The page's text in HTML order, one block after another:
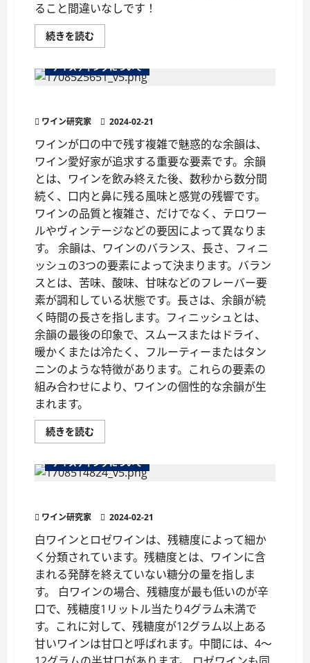
ること間違いなしです！
続きを読む
糖
変
わ
ン
味
わ
い
徹
底
解
説！
甘
口・
辛
口
の
違
い
と
選
び
方
に
つ
い
て
さ
ら
に
読
む
テイスティングについて
ワイン研究家 2024-02-21
ワインが口の中で残す複雑で魅惑的な余韻は、
ワイン愛好家が追求する重要な要素です。余韻
とは、ワインを飲み終えた後、数秒から数分間
続く、口内と鼻に残る風味と感覚の残響です。
ワインの品質と複雑さ、だけでなく、テロワー
ルやヴィンテージなどの要因によって異なりま
す。 余韻は、ワインのバランス、長さ、フィニ
ッシュの3つの要素によって決まります。バラン
スとは、苦味、酸味、甘味などのフレーバー要
素が調和している状態です。長さは、余韻が続
く時間の長さを指します。フィニッシュとは、
余韻の最後の印象で、スムースまたはドライ、
暖かくまたは冷たく、フルーティーまたはタン
ニンのような特徴があります。これらの要素の
組み合わせにより、ワインの個性的な余韻が生
まれます。
続きを読む
イ
余
韻
む
つ
い
て
さ
ら
に
読
む
テイスティングについて
ワイン研究家 2024-02-21
白ワインとロゼワインは、残糖度によって細か
く分類されています。残糖度とは、ワインに含
まれる発酵を終えていない糖分の量を指しま
す。 白ワインの場合、残糖度が最も低いのが辛
口で、残糖度1リットル当たり4グラム未満で
す。これに対して、残糖度が12グラム以上ある
甘いワインは甘口と呼ばれます。中間には、4～